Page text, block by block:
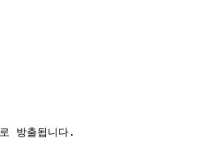
방출됩니다.